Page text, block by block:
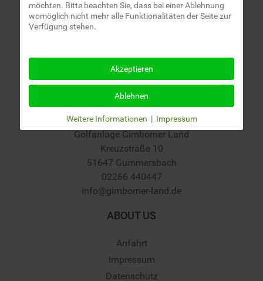
Golfanlage Gimborner Land
Kreuzstraße 10
51647 Gummersbach
02266 440447
info@gimborner-land.de
ABOUT US
Anfahrt
Impressum
Datenschutz
möchten. Bitte beachten Sie, dass bei einer Ablehnung
womöglich nicht mehr alle Funktionalitäten der Seite zur
Verfügung stehen.
Akzeptieren
Ablehnen
Weitere Informationen | Impressum